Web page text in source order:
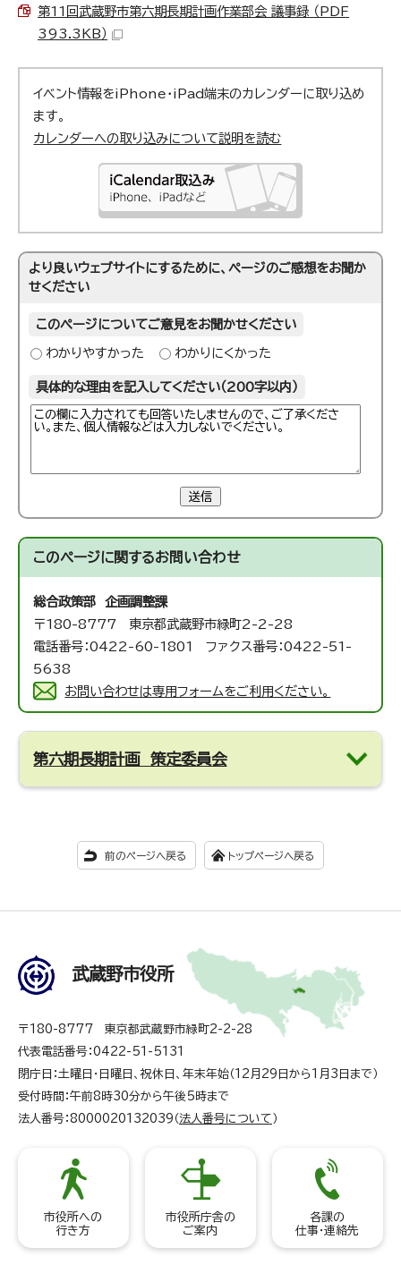
第11回武蔵野市第六期長期計画作業部会 議事録 （PDF
393.3KB）
イベント情報をiPhone・iPad端末のカレンダーに取り込め
ます。
カレンダーへの取り込みについて説明を読む
より良いウェブサイトにするために、ページのご感想をお聞か
せください
このページについてご意見をお聞かせください
わかりやすかった わかりにくかった
具体的な理由を記入してください（200字以内）
送信
このページに関するお問い合わせ
総合政策部 企画調整課
〒180-8777 東京都武蔵野市緑町2-2-28
電話番号：0422-60-1801 ファクス番号：0422-51-
5638
お問い合わせは専用フォームをご利用ください。
第六期長期計画 策定委員会
前のページへ戻る トップページへ戻る
武蔵野市役所
〒180-8777 東京都武蔵野市緑町2-2-28
代表電話番号：0422-51-5131
閉庁日：土曜日・日曜日、祝休日、年末年始（12月29日から1月3日まで）
受付時間：午前8時30分から午後5時まで
法人番号：8000020132039（ 法人番号について ）
市役所への
行き方
市役所庁舎の
ご案内
各課の
仕事・連絡先